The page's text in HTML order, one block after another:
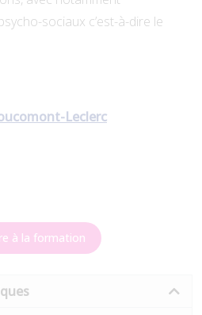
sociaux c’est-à-dire le
Leclerc
à la formation